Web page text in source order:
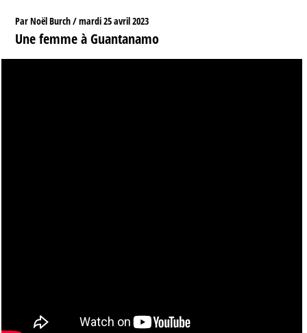
S’abonner à la Lettre !
Par Noël Burch /mardi 25 avril 2023
Une femme à Guantanamo